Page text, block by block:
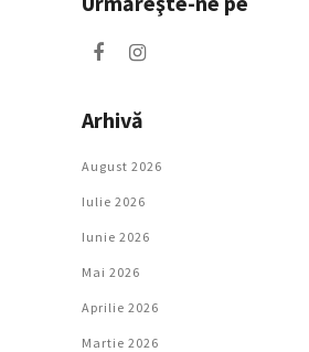
Arhivă
August 2026
Iulie 2026
Iunie 2026
Mai 2026
Aprilie 2026
Martie 2026